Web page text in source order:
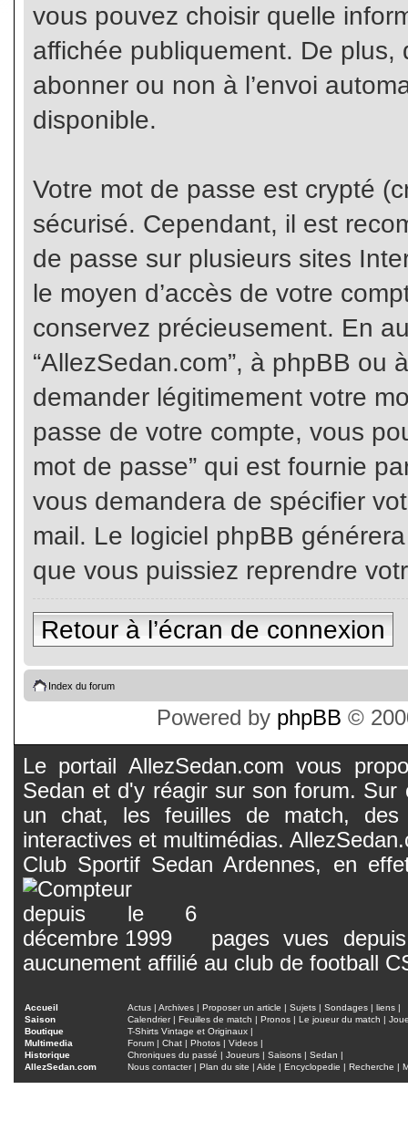
vous pouvez choisir quelle
affichée publiquement. De plus,
abonner ou non à l’envoi
disponible.
Votre mot de passe est crypté
sécurisé. Cependant, il est
de passe sur plusieurs sites
le moyen d’accès de votre
conservez précieusement. En
“AllezSedan.com”, à phpBB ou
demander légitimement votre
passe de votre compte, vous
mot de passe” qui est fournie
vous demandera de spécifier
mail. Le logiciel phpBB
que vous puissiez reprendre
Retour à l’écran de connexion
Index du forum
Powered by phpBB ©
Le portail AllezSedan.com vous
Sedan et d'y réagir sur son forum.
un chat, les feuilles de match, des
interactives et multimédias.
Club Sportif Sedan Ardennes, en
pages vues
aucunement affilié au club de football
Accueil Actus | Archives | Proposer un article | Sujets | Sondages | liens |
Saison
Calendrier| Feuilles de match | Pronos | Le joueur du match |
Boutique
T-Shirts Vintage et Originaux |
Multimedia
Forum | Chat | Photos | Videos |
Historique
Chroniques du passé | Joueurs | Saisons | Sedan |
AllezSedan.com
Nous contacter| Plan du site | Aide | Encyclopedie | Recherche |